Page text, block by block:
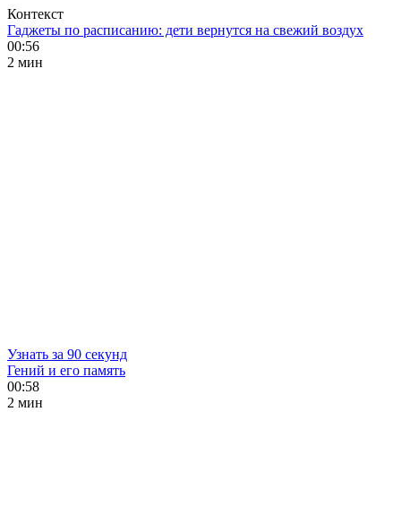
Контекст
Гаджеты по расписанию: дети вернутся на свежий воздух
00:56
2 мин
Узнать за 90 секунд
Гений и его память
00:58
2 мин